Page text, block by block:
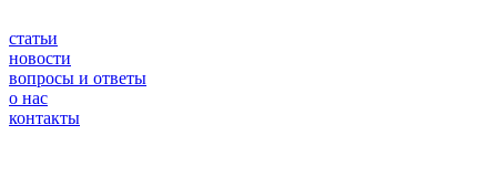
статьи
новости
вопросы и ответы
о нас
контакты